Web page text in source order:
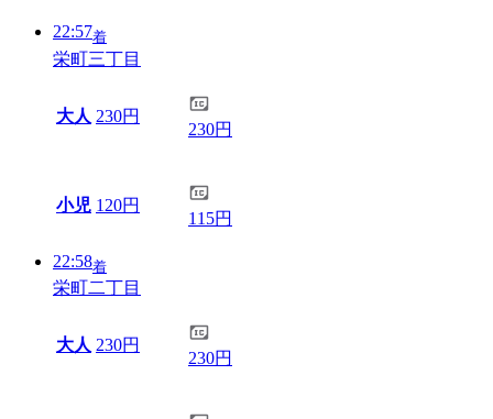
22:57着
栄町三丁目
大人 230円
230円
小児 120円
115円
22:58着
栄町二丁目
大人 230円
230円